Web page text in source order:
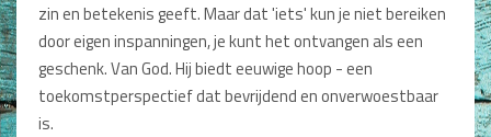
Vervolgde kerk
Evangelisatie en Zending
Kerk en Israël
zin en betekenis geeft. Maar dat 'iets' kun je niet bereiken
door eigen inspanningen, je kunt het ontvangen als een
geschenk. Van God. Hij biedt eeuwige hoop - een
toekomstperspectief dat bevrijdend en onverwoestbaar
is.